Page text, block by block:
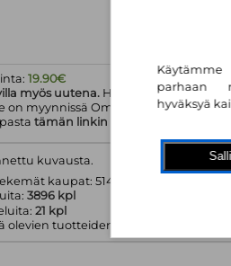
19.90€
myös uutena.Hinta
51.60€
on myynnissä Omakaupassa
tämän linkin
kuvausta.
kaupat: 5143 kpl
3896 kpl
21 kpl
olevien tuotteiden määrä (kts. alla):
Käytämme
parhaan
hyväksyä